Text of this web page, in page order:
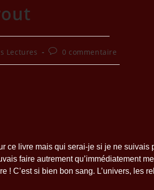
Lectures 0 commentaire
ce livre mais qui serai-je si je ne suivais
faire autrement qu’immédiatement
! C’est si bien bon sang. L’univers, les